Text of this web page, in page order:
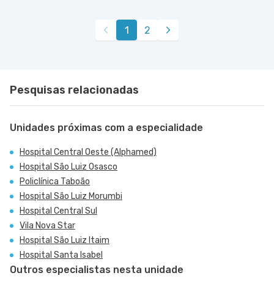
Avenida Corifeu de Azevedo Marques nr. 217 -
1 2
Pesquisas relacionadas
Unidades próximas com a especialidade
Hospital Central Oeste (Alphamed)
Hospital São Luiz Osasco
Policlínica Taboão
Hospital São Luiz Morumbi
Hospital Central Sul
Vila Nova Star
Hospital São Luiz Itaim
Hospital Santa Isabel
Outros especialistas nesta unidade